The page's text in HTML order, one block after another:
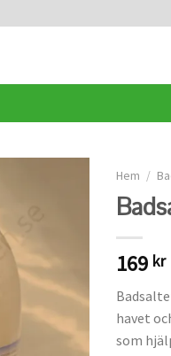
önskelistan
Hem /
169 kr
havet
som